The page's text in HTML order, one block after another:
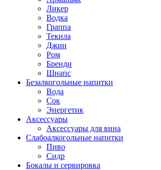
Ликер
Водка
Граппа
Текила
Джин
Ром
Бренди
Шнапс
Безалкогольные напитки
Вода
Сок
Энергетик
Аксессуары
Аксессуары для вина
Слабоалкогольные напитки
Пиво
Сидр
Бокалы и сервировка